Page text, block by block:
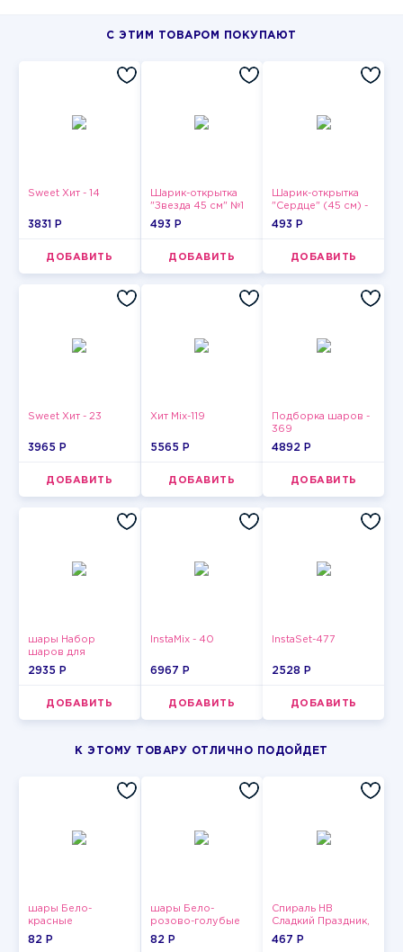
С ЭТИМ ТОВАРОМ ПОКУПАЮТ
Sweet Хит - 14
3831 P
ДОБАВИТЬ
Шарик-открытка
"Звезда 45 см" №1
493 P
ДОБАВИТЬ
Шарик-открытка
"Сердце" (45 см) -
2
493 P
ДОБАВИТЬ
Sweet Хит - 23
3965 P
ДОБАВИТЬ
Хит Mix-119
5565 P
ДОБАВИТЬ
Подборка шаров -
369
4892 P
ДОБАВИТЬ
шары Набор
шаров для
девушки-13
2935 P
ДОБАВИТЬ
InstaMix - 40
6967 P
ДОБАВИТЬ
InstaSet-477
2528 P
ДОБАВИТЬ
К ЭТОМУ ТОВАРУ ОТЛИЧНО ПОДОЙДЕТ
шары Бело-
красные
пастельные
82 P
шары Бело-
розово-голубые
пастельные
82 P
Спираль HB
Сладкий Праздник,
12 шт.
467 P